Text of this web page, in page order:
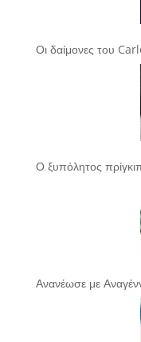
Οι δαίμονες του
Ο ξυπόλητος
Ανανέωσε με